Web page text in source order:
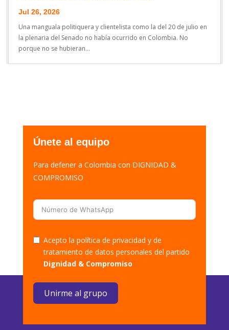
Jul 26, 2026
Una manguala politiquera y clientelista como la del 20 de julio en
la plenaria del Senado no había ocurrido en Colombia. No
porque no se hubieran...
Únete al equipo
Para defener a Colombia con DIGNIDAD &
COMPROMISO
Acepto la política de privacidad y de
tratamiento de datos personales del partido
Dignidad & Compromiso
Unirme al grupo